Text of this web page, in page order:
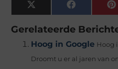
X
(Twitter)
Facebook
Gerelateerde
Hoog in Google Hoog
Droomt u er al jaren van